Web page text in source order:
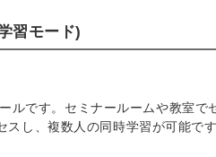
習モード)
です。セミナールームや教室で
し、複数人の同時学習が可能です